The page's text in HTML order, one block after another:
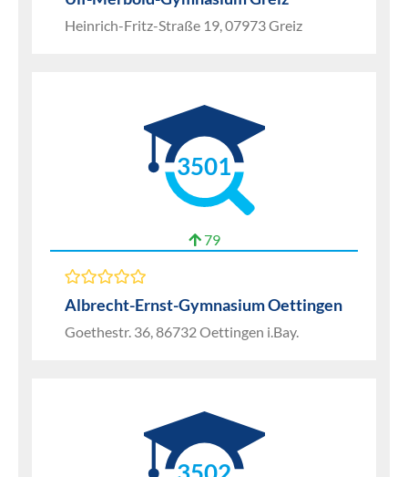
Heinrich-Fritz-Straße 19, 07973 Greiz
3501
79
Albrecht-Ernst-Gymnasium Oettingen
Goethestr. 36, 86732 Oettingen i.Bay.